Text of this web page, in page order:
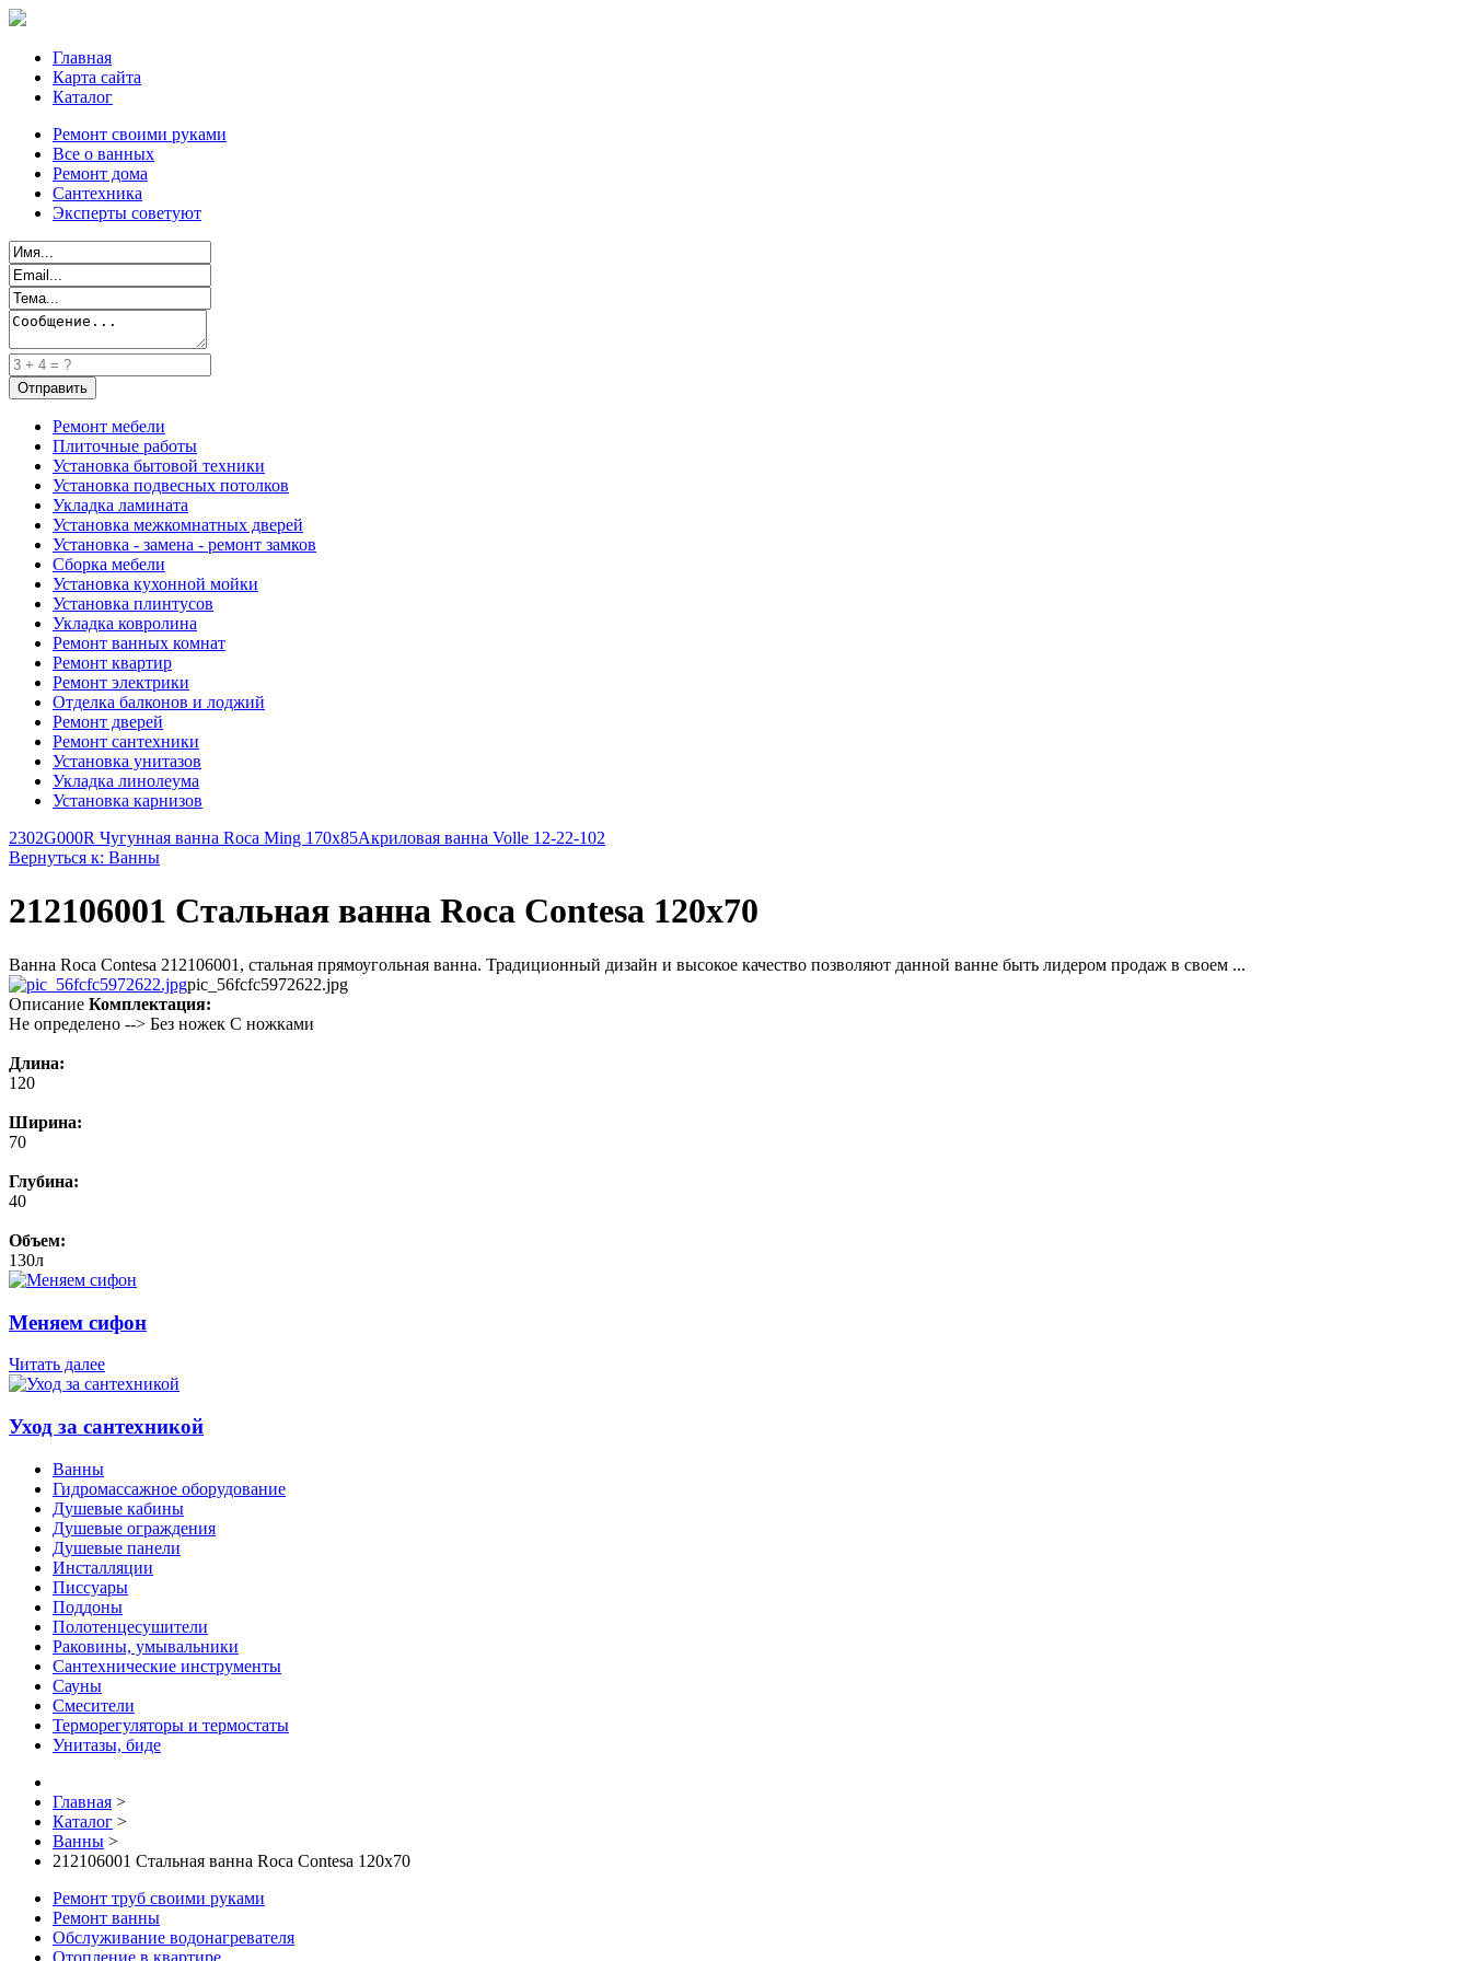
Главная
Карта сайта
Каталог
Ремонт своими руками
Все о ванных
Ремонт дома
Сантехника
Эксперты советуют
Ремонт мебели
Плиточные работы
Установка бытовой техники
Установка подвесных потолков
Укладка ламината
Установка межкомнатных дверей
Установка - замена - ремонт замков
Сборка мебели
Установка кухонной мойки
Установка плинтусов
Укладка ковролина
Ремонт ванных комнат
Ремонт квартир
Ремонт электрики
Отделка балконов и лоджий
Ремонт дверей
Ремонт сантехники
Установка унитазов
Укладка линолеума
Установка карнизов
2302G000R Чугунная ванна Roca Ming 170x85Акриловая ванна Volle 12-22-102
Вернуться к: Ванны
212106001 Стальная ванна Roca Contesa 120х70
Ванна Roca Contesa 212106001, стальная прямоугольная ванна. Традиционный дизайн и высокое качество позволяют данной ванне быть лидером продаж в своем ...
pic_56fcfc5972622.jpg
Описание Комплектация:
Не определено --> Без ножек С ножками
Длина:
120
Ширина:
70
Глубина:
40
Объем:
130л
Меняем сифон
Читать далее
Уход за сантехникой
Ванны
Гидромассажное оборудование
Душевые кабины
Душевые ограждения
Душевые панели
Инсталляции
Писсуары
Поддоны
Полотенцесушители
Раковины, умывальники
Сантехнические инструменты
Сауны
Смесители
Терморегуляторы и термостаты
Унитазы, биде
Главная >
Каталог >
Ванны >
212106001 Стальная ванна Roca Contesa 120х70
Ремонт труб своими руками
Ремонт ванны
Обслуживание водонагревателя
Отопление в квартире